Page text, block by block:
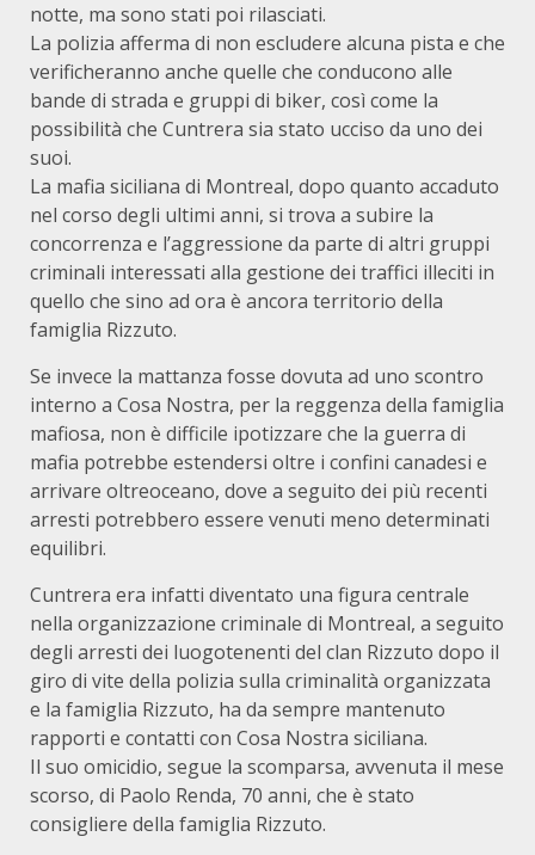
notte, ma sono stati poi rilasciati.
La polizia afferma di non escludere alcuna pista e che
verificheranno anche quelle che conducono alle
bande di strada e gruppi di biker, così come la
possibilità che Cuntrera sia stato ucciso da uno dei
suoi.
La mafia siciliana di Montreal, dopo quanto accaduto
nel corso degli ultimi anni, si trova a subire la
concorrenza e l’aggressione da parte di altri gruppi
criminali interessati alla gestione dei traffici illeciti in
quello che sino ad ora è ancora territorio della
famiglia Rizzuto.
Se invece la mattanza fosse dovuta ad uno scontro
interno a Cosa Nostra, per la reggenza della famiglia
mafiosa, non è difficile ipotizzare che la guerra di
mafia potrebbe estendersi oltre i confini canadesi e
arrivare oltreoceano, dove a seguito dei più recenti
arresti potrebbero essere venuti meno determinati
equilibri.
Cuntrera era infatti diventato una figura centrale
nella organizzazione criminale di Montreal, a seguito
degli arresti dei luogotenenti del clan Rizzuto dopo il
giro di vite della polizia sulla criminalità organizzata
e la famiglia Rizzuto, ha da sempre mantenuto
rapporti e contatti con Cosa Nostra siciliana.
Il suo omicidio, segue la scomparsa, avvenuta il mese
scorso, di Paolo Renda, 70 anni, che è stato
consigliere della famiglia Rizzuto.